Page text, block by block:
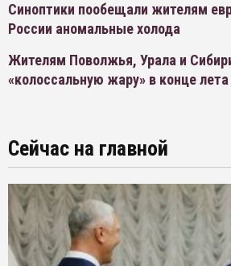
Синоптики пообещали жителям
России аномальные холода
Жителям Поволжья, Урала и
«колоссальную жару» в конце лета
Сейчас на главной